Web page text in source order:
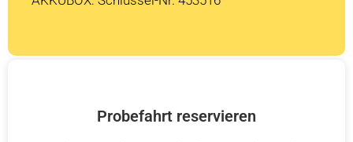
Probefahrt reservieren